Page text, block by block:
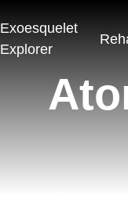
Exoesquelet
Explorer